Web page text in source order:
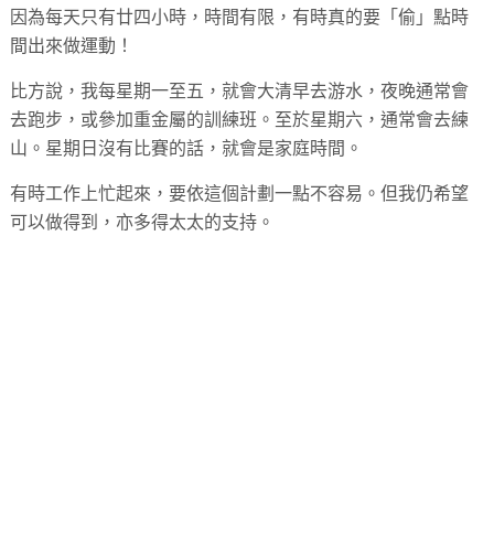
因為每天只有廿四小時，時間有限，有時真的要「偷」點時
間出來做運動！
比方說，我每星期一至五，就會大清早去游水，夜晚通常會
去跑步，或參加重金屬的訓練班。至於星期六，通常會去練
山。星期日沒有比賽的話，就會是家庭時間。
有時工作上忙起來，要依這個計劃一點不容易。但我仍希望
可以做得到，亦多得太太的支持。